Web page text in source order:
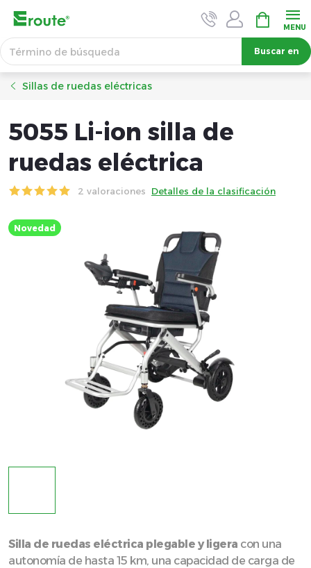
contenido
Buscar en
CESTA
LA
COMPRA
Sillas de ruedas eléctricas
5055 Li-ion silla de
ruedas eléctrica
2 valoraciones Detalles de la clasificación
Novedad
Silla de ruedas eléctrica plegable y ligera con una
autonomía de hasta 15 km, una capacidad de carga de